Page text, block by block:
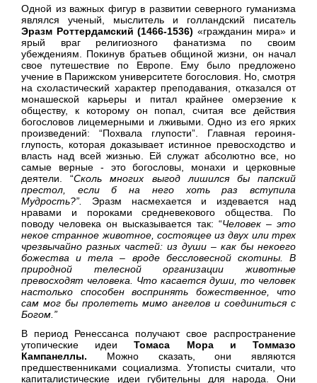
Одной из важных фигур в развитии северного гуманизма
являлся ученый, мыслитель и голландский писатель
Эразм Роттердамский (1466-1536) «гражданин мира» и
ярый враг религиозного фанатизма по своим
убеждениям. Покинув братьев общиной жизни, он начал
свое путешествие по Европе. Ему было предложено
учение в Парижском университете богословия. Но, смотря
на схоластический характер преподавания, отказался от
монашеской карьеры и питал крайнее омерзение к
обществу, к которому он попал, считая все действия
богословов лицемерными и лживыми. Одно из его ярких
произведений: “Похвала глупости”. Главная героиня-
глупость, которая доказывает истинное превосходство и
власть над всей жизнью. Ей служат абсолютно все, но
самые верные - это богословы, монахи и церковные
деятели. “Сколь многих выгод лишился бы папский
престол, если б на него хоть раз вступила
Мудрость?”. Эразм насмехается и издевается над
нравами и пороками средневекового общества. По
поводу человека он высказывается так: “Человек – это
некое странное животное, состоящее из двух или трех
чрезвычайно разных частей: из души – как бы некоего
божества и тела – вроде бессловесной скотины. В
природной телесной организации животные
превосходят человека. Что касается души, то человек
настолько способен воспринять божественное, что
сам мог бы пролететь мимо ангелов и соединиться с
Богом.”
В период Ренессанса получают свое распространение
утопические идеиТомаса Мора и Томмазо
Кампанеллы. Можно сказать, они являются
предшественниками социализма. Утописты считали, что
капиталистические идеи губительны для народа. Они